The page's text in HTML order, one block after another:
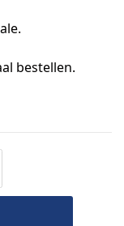
bestellen.